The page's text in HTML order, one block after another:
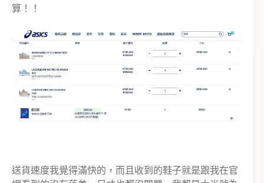
算！！
送貨速度我覺得滿快的，而且收到的鞋子就是跟我在官